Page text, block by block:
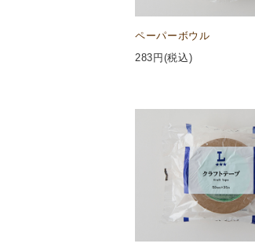
ペーパーボウル
283 円(税込)